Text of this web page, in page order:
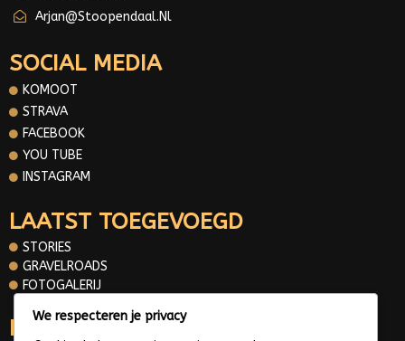
Arjan@stoopendaal.nl
SOCIAL MEDIA
KOMOOT
STRAVA
FACEBOOK
YOU TUBE
INSTAGRAM
LAATST TOEGEVOEGD
STORIES
GRAVELROADS
FOTOGALERIJ
INFORMATIE
We respecteren je privacy